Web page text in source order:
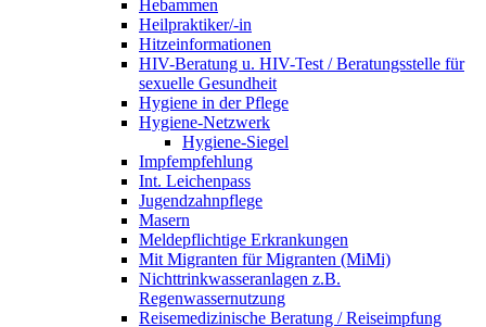
Hebammen
Heilpraktiker/-in
Hitzeinformationen
HIV-Beratung u. HIV-Test / Beratungsstelle für
sexuelle Gesundheit
Hygiene in der Pflege
Hygiene-Netzwerk
Hygiene-Siegel
Impfempfehlung
Int. Leichenpass
Jugendzahnpflege
Masern
Meldepflichtige Erkrankungen
Mit Migranten für Migranten (MiMi)
Nichttrinkwasseranlagen z.B.
Regenwassernutzung
Reisemedizinische Beratung / Reiseimpfung